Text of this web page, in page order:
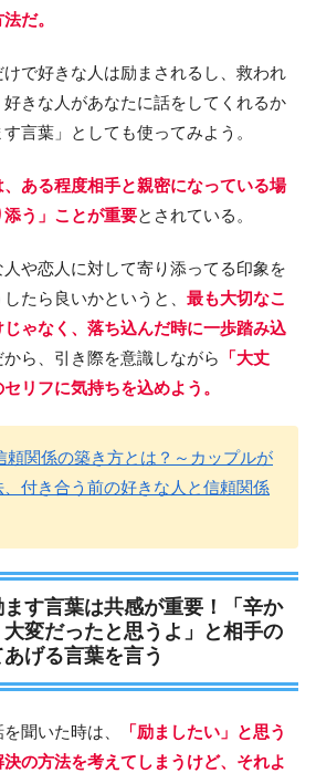
だ。
で好きな人は励まされるし、救われ
きな人があなたに話をしてくれるか
言葉」としても使ってみよう。
ある程度相手と親密になっている場
う」ことが重要とされている。
や恋人に対して寄り添ってる印象を
たら良いかというと、 最も大切なこ
ゃなく、落ち込んだ時に一歩踏み込
から、引き際を意識しながら
「大丈
リフに気持ちを込めよう。
頼関係の築き方とは？～カップルが
付き合う前の好きな人と信頼関係
す言葉は共感が重要！「辛か
変だったと思うよ」と相手の
げる言葉を言う
聞いた時は、
「励ましたい」と思う
の方法を考えてしまうけど、それよ